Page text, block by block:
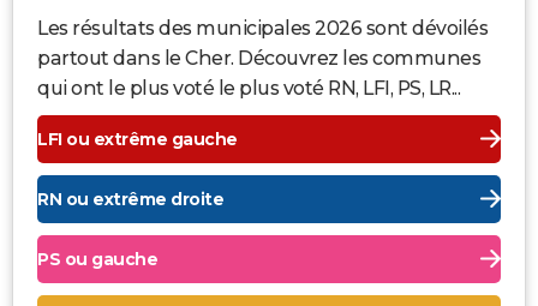
Les résultats des municipales 2026 sont dévoilés
partout dans le Cher. Découvrez les communes
qui ont le plus voté le plus voté RN, LFI, PS, LR...
LFI ou extrême gauche
RN ou extrême droite
PS ou gauche